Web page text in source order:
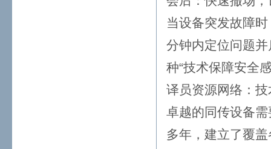
当设备突发故障
分钟内定位问题
种“技术保障安全
译员资源网络：
卓越的同传设备
多年，建立了覆